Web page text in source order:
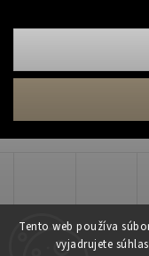
Tento web používa
vyjadrujete